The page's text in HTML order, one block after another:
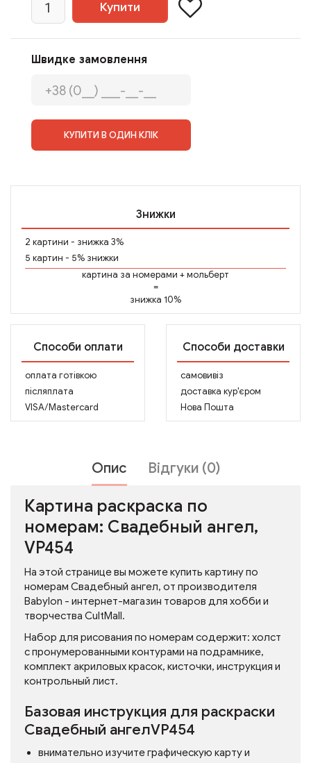
Швидке замовлення
КУПИТИ В ОДИН КЛІК
Знижки
2 картини - знижка 3%
5 картин - 5% знижки
картина за номерами +мольберт
=
знижка 10%
Способи оплати
оплата готівкою
післяплата
VISA/Mastercard
Способи доставки
самовивіз
доставка кур'єром
Нова Пошта
Опис Відгуки (0)
Картина раскраска по
номерам: Свадебный ангел,
VP454
На этой странице вы можете купить картину по
номерам Свадебный ангел, от производителя
Babylon - интернет-магазин товаров для хобби и
творчества CultMall.
Набор для рисования по номерам содержит: холст
с пронумерованными контурами на подрамнике,
комплект акриловых красок, кисточки, инструкция и
контрольный лист.
Базовая инструкция для раскраски
Свадебный ангелVP454
внимательно изучите графическую карту и